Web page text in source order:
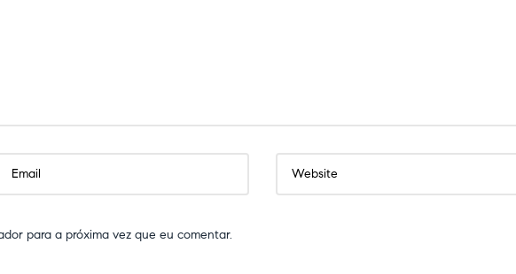
para a próxima vez que eu comentar.